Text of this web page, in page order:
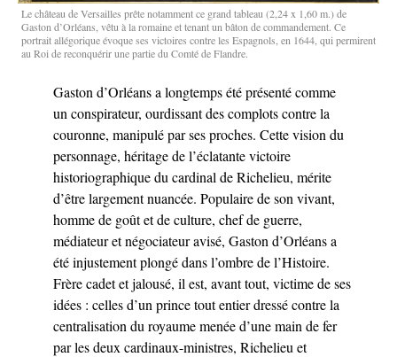
Le château de Versailles prête notamment ce grand tableau (2,24 x 1,60 m.) de
Gaston d’Orléans, vêtu à la romaine et tenant un bâton de commandement. Ce
portrait allégorique évoque ses victoires contre les Espagnols, en 1644, qui permirent
au Roi de reconquérir une partie du Comté de Flandre.
Gaston d’Orléans a longtemps été présenté comme
un conspirateur, ourdissant des complots contre la
couronne, manipulé par ses proches. Cette vision du
personnage, héritage de l’éclatante victoire
historiographique du cardinal de Richelieu, mérite
d’être largement nuancée. Populaire de son vivant,
homme de goût et de culture, chef de guerre,
médiateur et négociateur avisé, Gaston d’Orléans a
été injustement plongé dans l’ombre de l’Histoire.
Frère cadet et jalousé, il est, avant tout, victime de ses
idées : celles d’un prince tout entier dressé contre la
centralisation du royaume menée d’une main de fer
par les deux cardinaux-ministres, Richelieu et